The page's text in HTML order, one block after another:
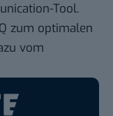
Tool.
zum optimalen
vom